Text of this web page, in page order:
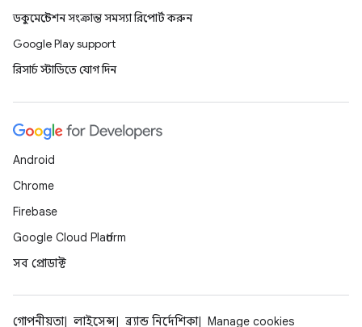
ডকুমেন্টেশন সংক্রান্ত সমস্যা রিপোর্ট করুন
Google Play support
রিসার্চ স্টাডিতে যোগ দিন
Android
Chrome
Firebase
Google Cloud Platform
সব প্রোডাক্ট
গোপনীয়তা লাইসেন্স ব্র্যান্ড নির্দেশিকা Manage cookies